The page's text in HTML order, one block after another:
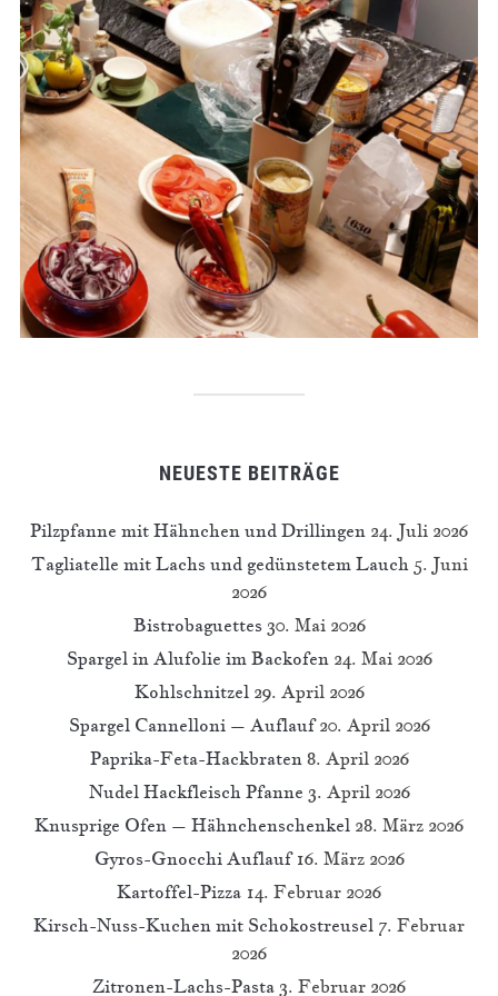
NEUESTE BEITRÄGE
Pilzpfanne mit Hähnchen und Drillingen 24. Juli 2026
Tagliatelle mit Lachs und gedünstetem Lauch 5. Juni
2026
Bistrobaguettes 30. Mai 2026
Spargel in Alufolie im Backofen 24. Mai 2026
Kohlschnitzel 29. April 2026
Spargel Cannelloni – Auflauf 20. April 2026
Paprika-Feta-Hackbraten 8. April 2026
Nudel Hackfleisch Pfanne 3. April 2026
Knusprige Ofen – Hähnchenschenkel 28. März 2026
Gyros-Gnocchi Auflauf 16. März 2026
Kartoffel-Pizza 14. Februar 2026
Kirsch-Nuss-Kuchen mit Schokostreusel 7. Februar
2026
Zitronen-Lachs-Pasta 3. Februar 2026